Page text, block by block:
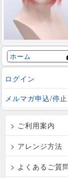
ホーム
ログイン
メルマガ申込/停止
> ご利用案内
> アレンジ方法
> よくあるご質